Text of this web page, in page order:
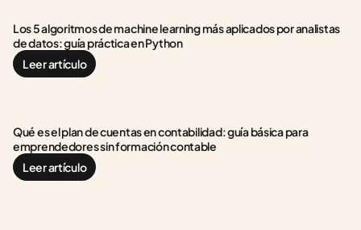
Los 5 algoritmos de machine learning más aplicados por analistas
de datos: guía práctica en Python
Leer artículo
Qué es el plan de cuentas en contabilidad: guía básica para
emprendedores sin formación contable
Leer artículo